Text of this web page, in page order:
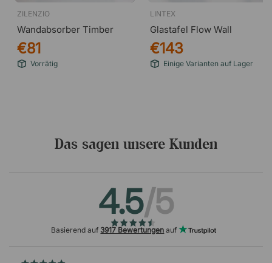
ZILENZIO
Wandabsorber Timber
€81
Vorrätig
LINTEX
Glastafel Flow Wall
€143
Einige Varianten auf Lager
Das sagen unsere Kunden
4.5/5
Basierend auf 3917 Bewertungen auf